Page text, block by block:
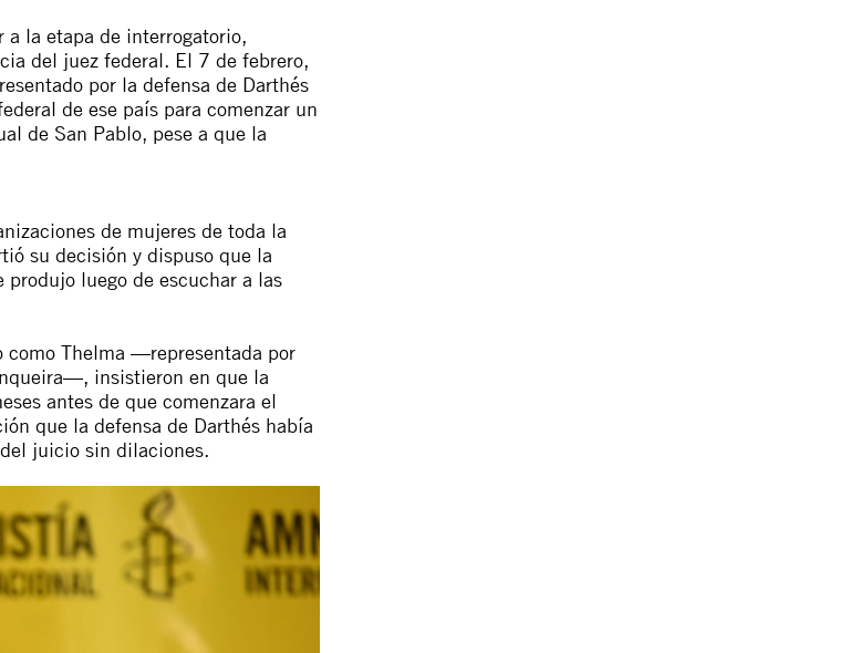
a la etapa de interrogatorio,
del juez federal. El 7 de febrero,
por la defensa de Darthés
de ese país para comenzar un
de San Pablo, pese a que la
de mujeres de toda la
su decisión y dispuso que la
luego de escuchar a las
Thelma —representada por
insistieron en que la
antes de que comenzara el
que la defensa de Darthés había
juicio sin dilaciones.